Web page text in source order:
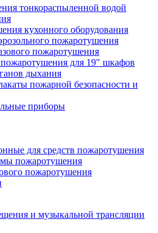
тонкораспыленной водой
кухонного оборудования
пожаротушения
пожаротушения
для 19" шкафов
дыхания
пожарной безопасности и
приборы
для средств пожаротушения
пожаротушения
пожаротушения
и музыкальной трансляции